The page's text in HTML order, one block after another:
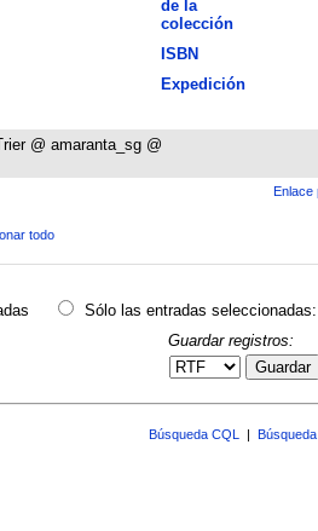
de la
colección
ISBN
Expedición
@ amaranta_sg @
Enlace
todo
Sólo las entradas seleccionadas:
Guardar registros:
Guardar
Búsqueda CQL